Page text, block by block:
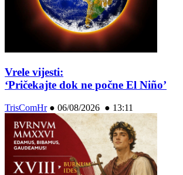
Vrele vijesti:
‘Pričekajte dok ne počne El Niño’
TrisComHr● 06/08/2026 ● 13:11